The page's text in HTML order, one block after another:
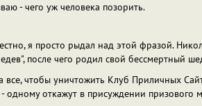
- чего уж человека позорить.
я просто рыдал над этой фразой.
после чего родил свой бессмертный
чтобы уничтожить Клуб Приличных
откажут в присуждении призового